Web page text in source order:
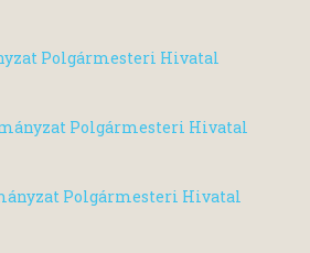
Polgármesteri Hivatal
Polgármesteri Hivatal
Polgármesteri Hivatal